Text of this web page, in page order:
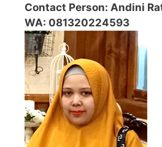
Contact Person: Andini
WA: 081320224593